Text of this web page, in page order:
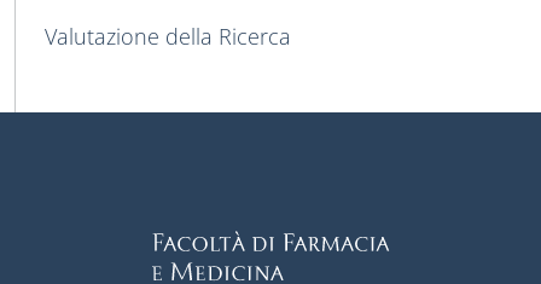
Valutazione della Ricerca